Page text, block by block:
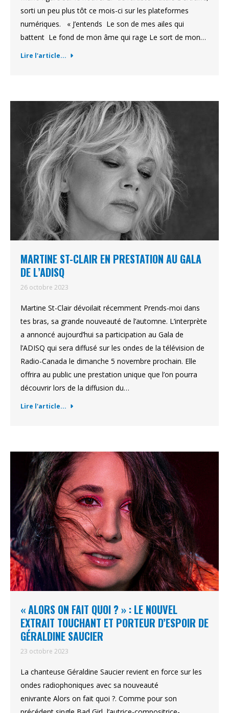
sorti un peu plus tôt ce mois-ci sur les plateformes
numériques. « J’entends Le son de mes ailes qui
battent Le fond de mon âme qui rage Le sort de mon…
Lire l'article...
MARTINE ST-CLAIR EN PRESTATION AU GALA
DE L’ADISQ
26 octobre 2023
Martine St-Clair dévoilait récemment Prends-moi dans
tes bras, sa grande nouveauté de l’automne. L’interprète
a annoncé aujourd’hui sa participation au Gala de
l’ADISQ qui sera diffusé sur les ondes de la télévision de
Radio-Canada le dimanche 5 novembre prochain. Elle
offrira au public une prestation unique que l’on pourra
découvrir lors de la diffusion du…
Lire l'article...
« ALORS ON FAIT QUOI ? » : LE NOUVEL
EXTRAIT TOUCHANT ET PORTEUR D’ESPOIR DE
GÉRALDINE SAUCIER
23 octobre 2023
La chanteuse Géraldine Saucier revient en force sur les
ondes radiophoniques avec sa nouveauté
enivrante Alors on fait quoi ?. Comme pour son